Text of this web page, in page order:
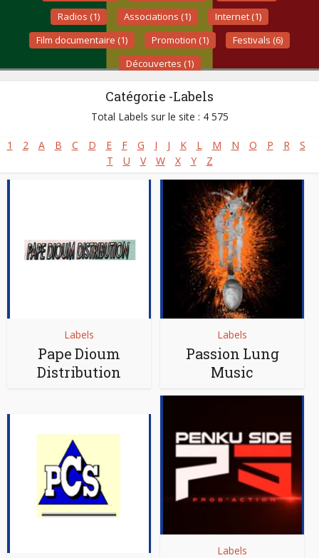
Radios (1)
Associations (1)
Internet (1)
Film documentaire (1)
Promotion (1)
Festivals (6)
Découvertes (1)
Sénégal
Styles: Afro-jazz Afro-rap Afro-reggae,Folk Music
,
Gospel africain - Musique chrétienne
Musique Classique Africaine,Musique islamique,
Musique peule,Salsa africaine
https://www.senegalaisement.com
Catégorie -Labels
Total Labels sur le site : 4 575
1 2 A B C D E F G I J K L M N O P R
S
T
U V W X Y Z
Labels
Pape Dioum
Distribution
Labels
Passion Lung
Music
Labels